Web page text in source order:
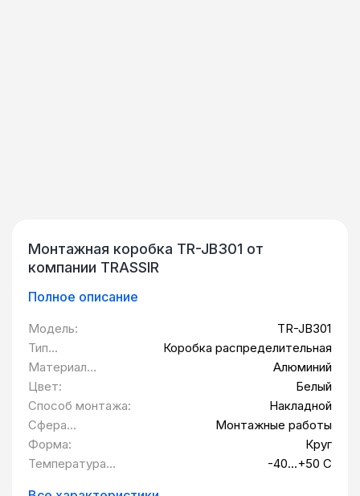
Монтажная коробка TR-JB301 от
компании TRASSIR
Полное описание
Модель:
TR-JB301
Тип
оборудования:
Коробка распределительная
Материал
изделия:
Алюминий
Цвет:
Белый
Способ монтажа:
Накладной
Сфера
применения:
Монтажные работы
Форма:
Круг
Температура
-40...+50 С